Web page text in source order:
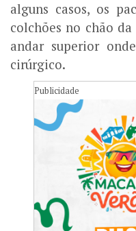
alguns casos, os
colchões no chão
andar superior
cirúrgico.
Publicidade